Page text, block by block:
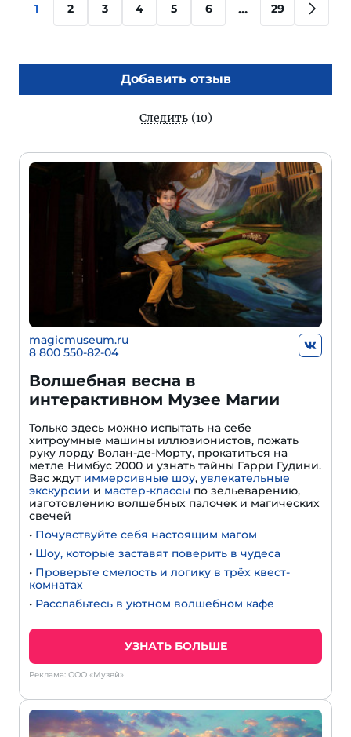
1 2 3 4 5 6 ... 29
Добавить отзыв
Следить (10)
magicmuseum.ru
8 800 550-82-04
Волшебная весна в
интерактивном Музее Магии
Только здесь можно испытать на себе
хитроумные машины иллюзионистов, пожать
руку лорду Волан-де-Морту, прокатиться на
метле Нимбус 2000 и узнать тайны Гарри Гудини.
Вас ждут иммерсивные шоу, увлекательные
экскурсии и мастер-классы по зельеварению,
изготовлению волшебных палочек и магических
свечей
• Почувствуйте себя настоящим магом
• Шоу, которые заставят поверить в чудеса
• Проверьте смелость и логику в трёх квест-
комнатах
• Расслабьтесь в уютном волшебном кафе
УЗНАТЬ БОЛЬШЕ
Реклама: ООО «Музей»